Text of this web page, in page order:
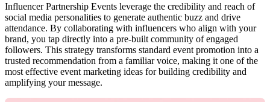
Influencer Partnership Events leverage the credibility and reach of
social media personalities to generate authentic buzz and drive
attendance. By collaborating with influencers who align with your
brand, you tap directly into a pre-built community of engaged
followers. This strategy transforms standard event promotion into a
trusted recommendation from a familiar voice, making it one of the
most effective event marketing ideas for building credibility and
amplifying your message.